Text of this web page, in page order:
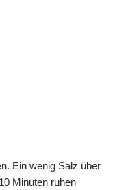
Ein wenig Salz über
Minuten ruhen